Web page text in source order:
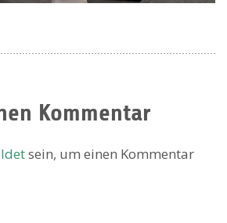
Kommentar
sein, um einen Kommentar